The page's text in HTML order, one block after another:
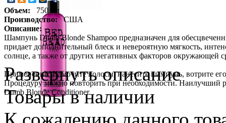
Объем:
750 мл
Производство:
США
Описание:
Шампунь Dumb Blonde Shampoo предназначен для
придает дополнительный блеск и невероятную мягкость,
солнце, а также от других негативных факторов окружающей
Применение: Намочите волосы, нанесите шампунь, вотрите
Процедуру можно повторить при необходимости. Наилучший
Dumb Blonde Conditioner.
Развернуть описание
Товары в наличии